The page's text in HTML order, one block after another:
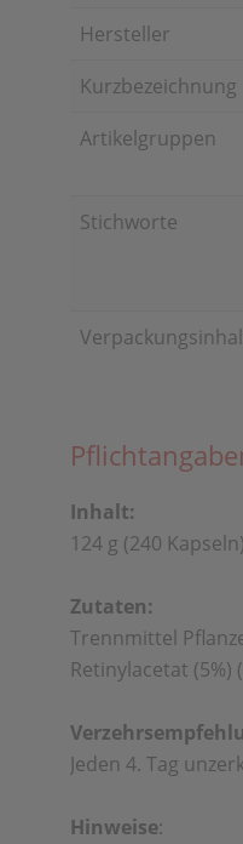
Hersteller
Kurzbezeichnung
Artikelgruppen
Stichworte
Inhalt:
124 g (240 Kapseln)
Zutaten:
Trennmittel
Retinylacetat (5%)
Jeden 4. Tag
Hinweise: